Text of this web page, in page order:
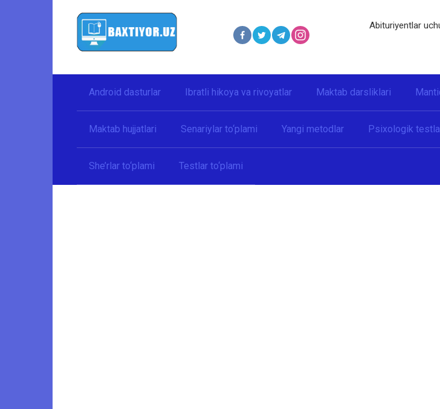
Abituriyentlar
Android dasturlar Ibratli hikoya va rivoyatlar Maktab darsliklari
Maktab hujjatlari Senariylar to‘plami Yangi metodlar Psixologik
She’rlar to‘plami Testlar to‘plami